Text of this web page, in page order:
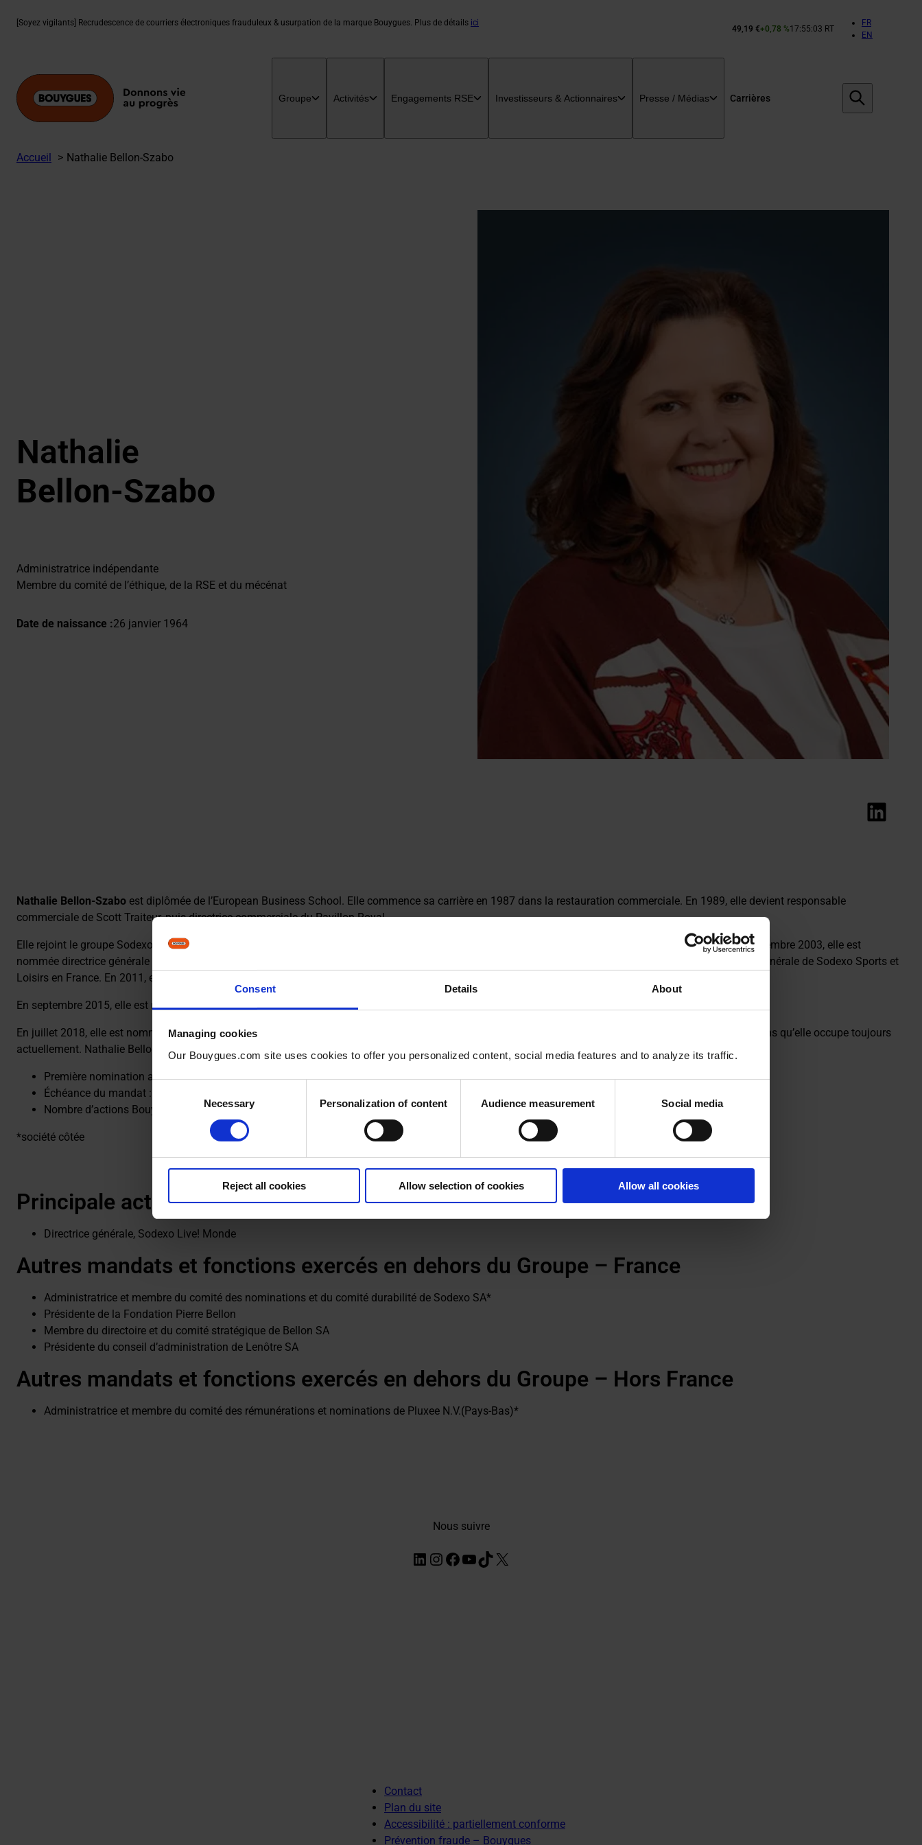
Consent Details About
Managing cookies
Our Bouygues.com site uses cookies to offer you personalized content, social media features and to analyze its traffic.
Necessary Personalization of content Audience measurement Social media
Reject all cookies Allow selection of cookies Allow all cookies
[Soyez vigilants] Recrudescence de courriers électroniques frauduleux & usurpation de la marque Bouygues. Plus de détails ici
Cours
49,19 €+0,78 %17:55:03 RT
FR
EN
Groupe Activités Engagements RSE Investisseurs & Actionnaires Presse / Médias Carrières
Accueil Nathalie Bellon-Szabo
Nathalie
Bellon-Szabo
Administratrice indépendante
Membre du comité de l’éthique, de la RSE et du mécénat
Date de naissance :26 janvier 1964
Voir le profil LinkedIn
Nathalie Bellon-Szabo est diplômée de l’European Business School. Elle commence sa carrière en 1987 dans la restauration commerciale. En 1989, elle devient responsable
commerciale de Scott Traiteur, puis directrice commerciale du Pavillon Royal.
Elle rejoint le groupe Sodexo en mars 1996 comme directrice commerciale de Sodexo Prestige en France et devient responsable de secteur en 1999. En septembre 2003, elle est
nommée directrice générale de Sodexo Prestige puis en janvier 2006, directrice générale de l’Affiche. En septembre 2010, elle accède au poste de directrice générale de Sodexo Sports et
Loisirs en France. En 2011, elle participe au rachat de Lenôtre et est nommée présidente du Directoire de Lenôtre en plus de ses fonctions.
En septembre 2015, elle est nommée directrice opérationnelle Sodexo Sports et Loisirs Monde.
En juillet 2018, elle est nommée directrice générale Sports & Loisirs Monde (aujourd’hui Sodexo Live!) et rejoint le comité exécutif du groupe Sodexo, fonctions qu’elle occupe toujours
actuellement. Nathalie Bellon-Szabo occupe aussi diverses autres fonctions au sein du groupe Sodexo qui sont indiquées ci-dessous.
Première nomination au conseil d’administration de Bouygues : 29 avril 2025
Échéance du mandat : 2028
Nombre d’actions Bouygues détenues (au 31/12/2025) : 2254
*société côtée
Principale activité exercée hors de Bouygues SA
Directrice générale, Sodexo Live! Monde
Autres mandats et fonctions exercés en dehors du Groupe – France
Administratrice et membre du comité des nominations et du comité durabilité de Sodexo SA*
Présidente de la Fondation Pierre Bellon
Membre du directoire et du comité stratégique de Bellon SA
Présidente du conseil d’administration de Lenôtre SA
Autres mandats et fonctions exercés en dehors du Groupe – Hors France
Administratrice et membre du comité des rémunérations et nominations de Pluxee N.V.(Pays-Bas)*
Nous suivre
LinkedIn
Instagram
Facebook
YouTube
TikTok
X
Contact
Plan du site
Accessibilité : partiellement conforme
Prévention fraude – Bouygues